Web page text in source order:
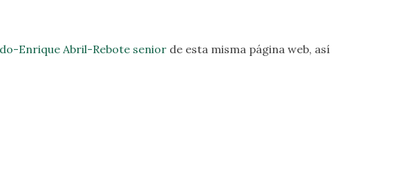
Enrique Abril-Rebote senior de esta misma página web, así